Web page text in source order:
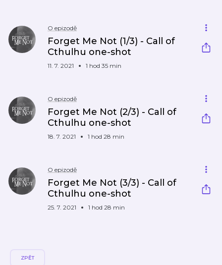
O epizodě
Forget Me Not (1/3) - Call of
Cthulhu one-shot
11. 7. 2021 1 hod 35 min
O epizodě
Forget Me Not (2/3) - Call of
Cthulhu one-shot
18. 7. 2021 1 hod 28 min
O epizodě
Forget Me Not (3/3) - Call of
Cthulhu one-shot
25. 7. 2021 1 hod 28 min
ZPĚT